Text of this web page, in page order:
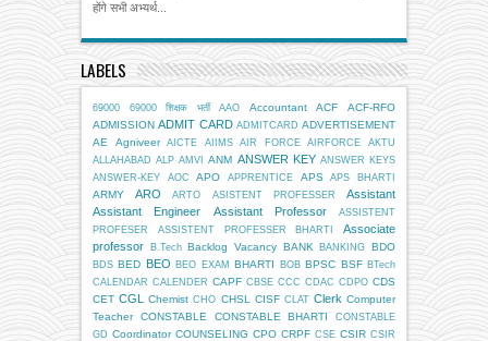
होंगे सभी अभ्यर्थ...
LABELS
69000 69000 शिक्षक भर्ती AAO Accountant ACF
ACF-RFO
ADMISSION ADMIT CARD ADMITCARD ADVERTISEMENT
AE
Agniveer AICTE AIIMS AIR FORCE AIRFORCE
AKTU
ALLAHABAD ALP AMVI ANM ANSWER KEY ANSWER KEYS
ANSWER-KEY
AOC APO APPRENTICE APS APS BHARTI
ARMY ARO ARTO ASISTENT PROFESSER
Assistant
Assistant Engineer
Assistant Professor
ASSISTENT
PROFESER
ASSISTENT PROFESSER BHARTI
Associate
professor
B.Tech Backlog Vacancy BANK BANKING BDO
BDS BED BEO BEO EXAM BHARTI BOB BPSC BSF BTech
CALENDAR CALENDER CAPF CBSE CCC CDAC CDPO CDS
CET CGL Chemist CHO CHSL CISF CLAT Clerk Computer
Teacher
CONSTABLE CONSTABLE BHARTI
CONSTABLE
GD Coordinator COUNSELING CPO CRPF CSE CSIR CSIR